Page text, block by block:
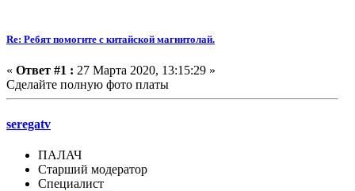
Re: Ребят помогите с китайской магнитолай.
« Ответ #1 : 27 Марта 2020, 13:15:29 »
Сделайте полную фото платы
seregatv
ПАЛАЧ
Старший модератор
Специалист